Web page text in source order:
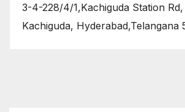
3-4-228/4/1,Kachiguda Station
Kachiguda, Hyderabad,Telangana